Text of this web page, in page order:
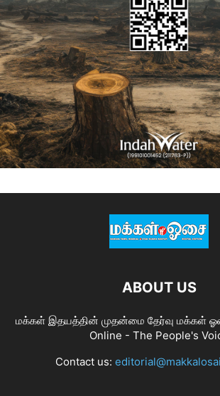
ABOUT US
மக்கள் இதயத்தின் முதன்மை தேர்வு மக்கள்
Online - The People's
Contact us: